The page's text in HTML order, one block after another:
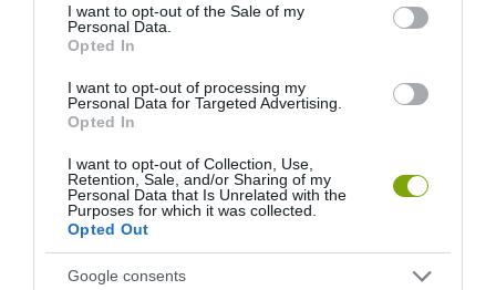
consent section.
I want to opt-out of the Sale of my
Personal Data.
Opted In
I want to opt-out of processing my
Personal Data for Targeted Advertising.
Opted In
I want to opt-out of Collection, Use,
Retention, Sale, and/or Sharing of my
Personal Data that Is Unrelated with the
Purposes for which it was collected.
Opted Out
Google consents
HŐKUPOLA MAGYARORSZÁG
FELETT: MI EZ A LÁTHATATLAN
ALATTA A TERMÉSZETTEL?
2026-08-03
NEM CSAK A RITKASÁGOK
PILLANGÓK CSENDES
ELTŰNÉSE A NAGYOBB
2026-08-03